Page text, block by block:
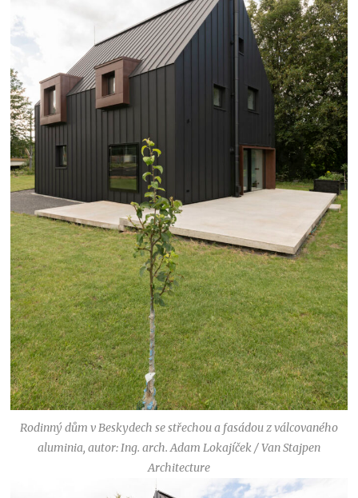
Rodinný dům v Beskydech se střechou a fasádou z válcovaného
aluminia, autor: Ing. arch. Adam Lokajíček / Van Stajpen
Architecture